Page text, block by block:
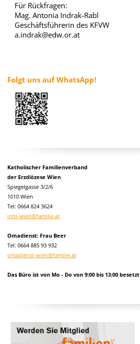
Für Rückfragen:
Mag. Antonia Indrak-Rabl
Geschäftsführerin des KFVW
a.indrak@edw.or.at
Folgt uns auf WhatsApp!
Katholischer Familienverband
der Erzdiözese Wien
Spiegelgasse 3/2/6
1010 Wien
Tel: 0664 824 3624
info-wien@familie.at
Omadienst: Frau Beer
Tel: 0664 885 93 932
omadienst-wien@familie.at
Das Büro ist von Mo - Do von 9:00 bis 13:00 besetzt